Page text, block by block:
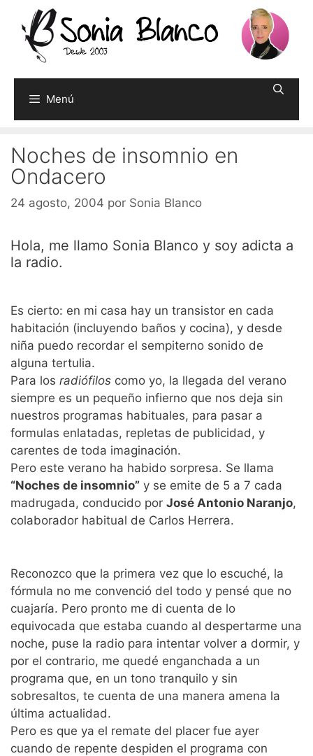
contenido
Menú
Noches de insomnio en
Ondacero
24 agosto, 2004 por Sonia Blanco
Hola, me llamo Sonia Blanco y soy adicta a
la radio.
Es cierto: en mi casa hay un transistor en cada
habitación (incluyendo baños y cocina), y desde
niña puedo recordar el sempiterno sonido de
alguna tertulia.
Para los radiófilos como yo, la llegada del verano
siempre es un pequeño infierno que nos deja sin
nuestros programas habituales, para pasar a
formulas enlatadas, repletas de publicidad, y
carentes de toda imaginación.
Pero este verano ha habido sorpresa. Se llama
“Noches de insomnio” y se emite de 5 a 7 cada
madrugada, conducido por José Antonio Naranjo,
colaborador habitual de Carlos Herrera.
Reconozco que la primera vez que lo escuché, la
fórmula no me convenció del todo y pensé que no
cuajaría. Pero pronto me di cuenta de lo
equivocada que estaba cuando al despertarme una
noche, puse la radio para intentar volver a dormir, y
por el contrario, me quedé enganchada a un
programa que, en un tono tranquilo y sin
sobresaltos, te cuenta de una manera amena la
última actualidad.
Pero es que ya el remate del placer fue ayer
cuando de repente despiden el programa con